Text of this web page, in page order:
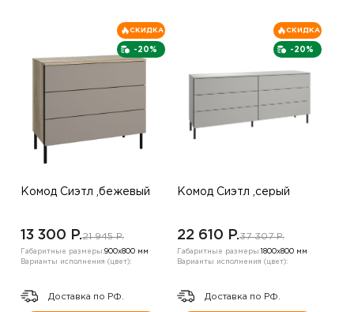
-20%
СКИДКА
Комод Сиэтл ,бежевый
13 300 P.21 945 P.
Габаритные размеры:900х800 мм
Варианты исполнения (цвет):
Доставка по РФ.
-20%
СКИДКА
Комод Сиэтл ,серый
22 610 P.37 307 P.
Габаритные размеры: 1800х800 мм
Варианты исполнения (цвет):
Доставка по РФ.